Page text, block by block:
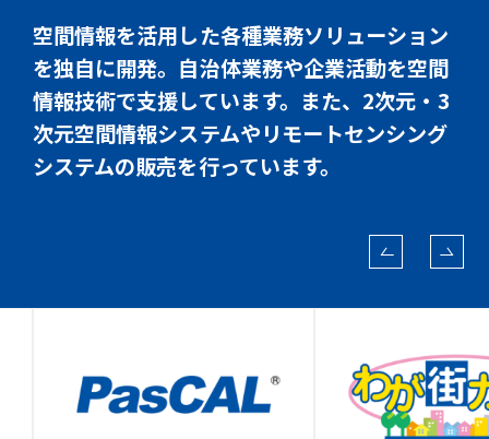
空間情報を活用した各種業務ソリューション
を独自に開発。自治体業務や企業活動を空間
情報技術で支援しています。また、2次元・3
次元空間情報システムやリモートセンシング
システムの販売を行っています。